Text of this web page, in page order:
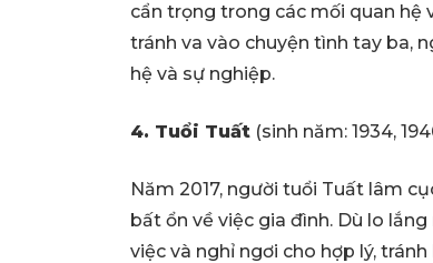
cẩn trọng trong các mối quan hệ
tránh va vào chuyện tình tay ba,
hệ và sự nghiệp.
4. Tuổi Tuất (sinh năm: 1934,
Năm 2017, người tuổi Tuất lâm
bất ổn về việc gia đình. Dù lo
việc và nghỉ ngơi cho hợp lý,